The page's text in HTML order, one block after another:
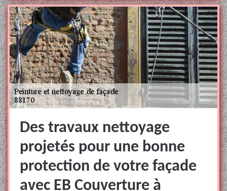
Des travaux nettoyage
projetés pour une bonne
protection de votre façade
avec EB Couverture à